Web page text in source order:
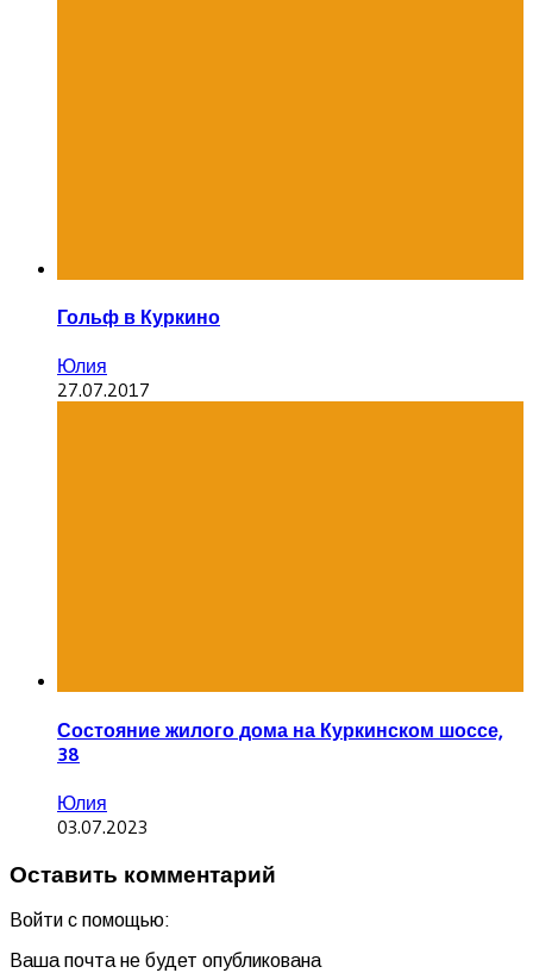
Гольф в Куркино
Юлия
27.07.2017
Состояние жилого дома на Куркинском шоссе,
38
Юлия
03.07.2023
Оставить комментарий
Войти с помощью:
Ваша почта не будет опубликована